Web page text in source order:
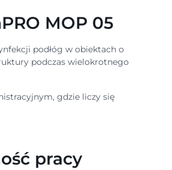
MOP 05
podłóg w obiektach o
podczas wielokrotnego
gdzie liczy się
pracy